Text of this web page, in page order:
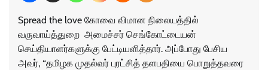
Spread the love கோவை விமான நிலையத்தில்
வருவாய்த்துறை அமைச்சர் செங்கோட்டையன்
செய்தியாளர்களுக்கு பேட்டியளித்தார். அப்போது பேசிய
அவர், “தமிழக முதல்வர் புரட்சித் தளபதியை பொறுத்தவரை